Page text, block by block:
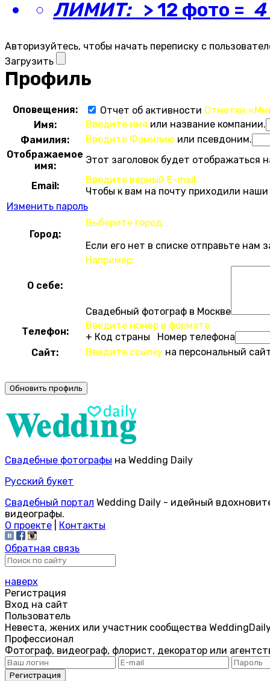
ЛИМИТ:> 12 фото = 4
Авторизуйтесь, чтобы начать переписку с
Загрузить
Профиль
Оповещения: Отчет об активности Отметки
Имя:
Введите имя или название компании.
Фамилия:
Введите Фамилию или псевдоним.
Отображаемое
имя:
Этот заголовок будет отображаться
Email:
Введите верный E-mail.
Чтобы к вам на почту приходили
Изменить пароль
Город:
Выберите город.
Если его нет в списке отправьте нам
О себе:
Например:
Свадебный фотограф в Москве
Телефон:
Введите номер в формате
+ Код страны Номер телефона
Сайт:
Введите ссылку на персональный
Свадебные фотографы на Wedding Daily
Русский букет
Свадебный портал Wedding Daily - идейный
видеографы.
О проекте
Контакты
Обратная связь
наверх
Регистрация
Вход на сайт
Пользователь
Невеста, жених или участник сообщества
Профессионал
Фотограф, видеограф, флорист, декоратор или